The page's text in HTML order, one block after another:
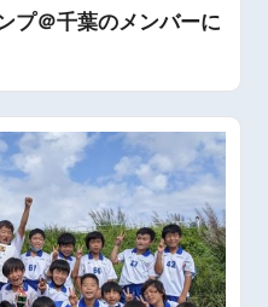
プ＠千葉のメンバーに